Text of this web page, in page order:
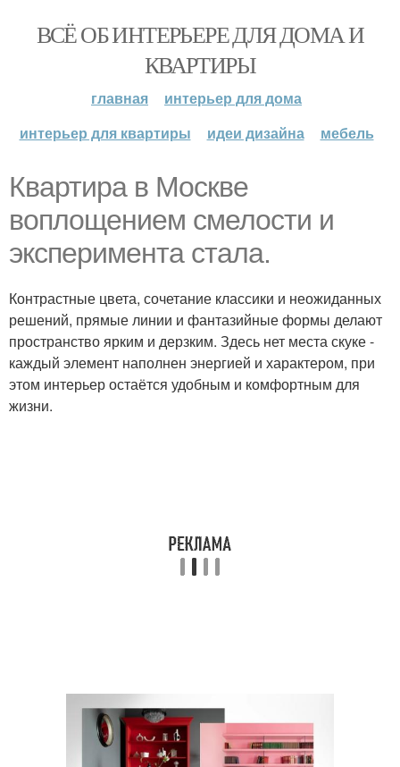
ВСЁ ОБ ИНТЕРЬЕРЕ ДЛЯ ДОМА И
КВАРТИРЫ
главная
интерьер для дома
интерьер для квартиры
идеи дизайна мебель
Квартира в Москве
воплощением смелости и
эксперимента стала.
Контрастные цвета, сочетание классики и неожиданных
решений, прямые линии и фантазийные формы делают
пространство ярким и дерзким. Здесь нет места скуке -
каждый элемент наполнен энергией и характером, при
этом интерьер остаётся удобным и комфортным для
жизни.